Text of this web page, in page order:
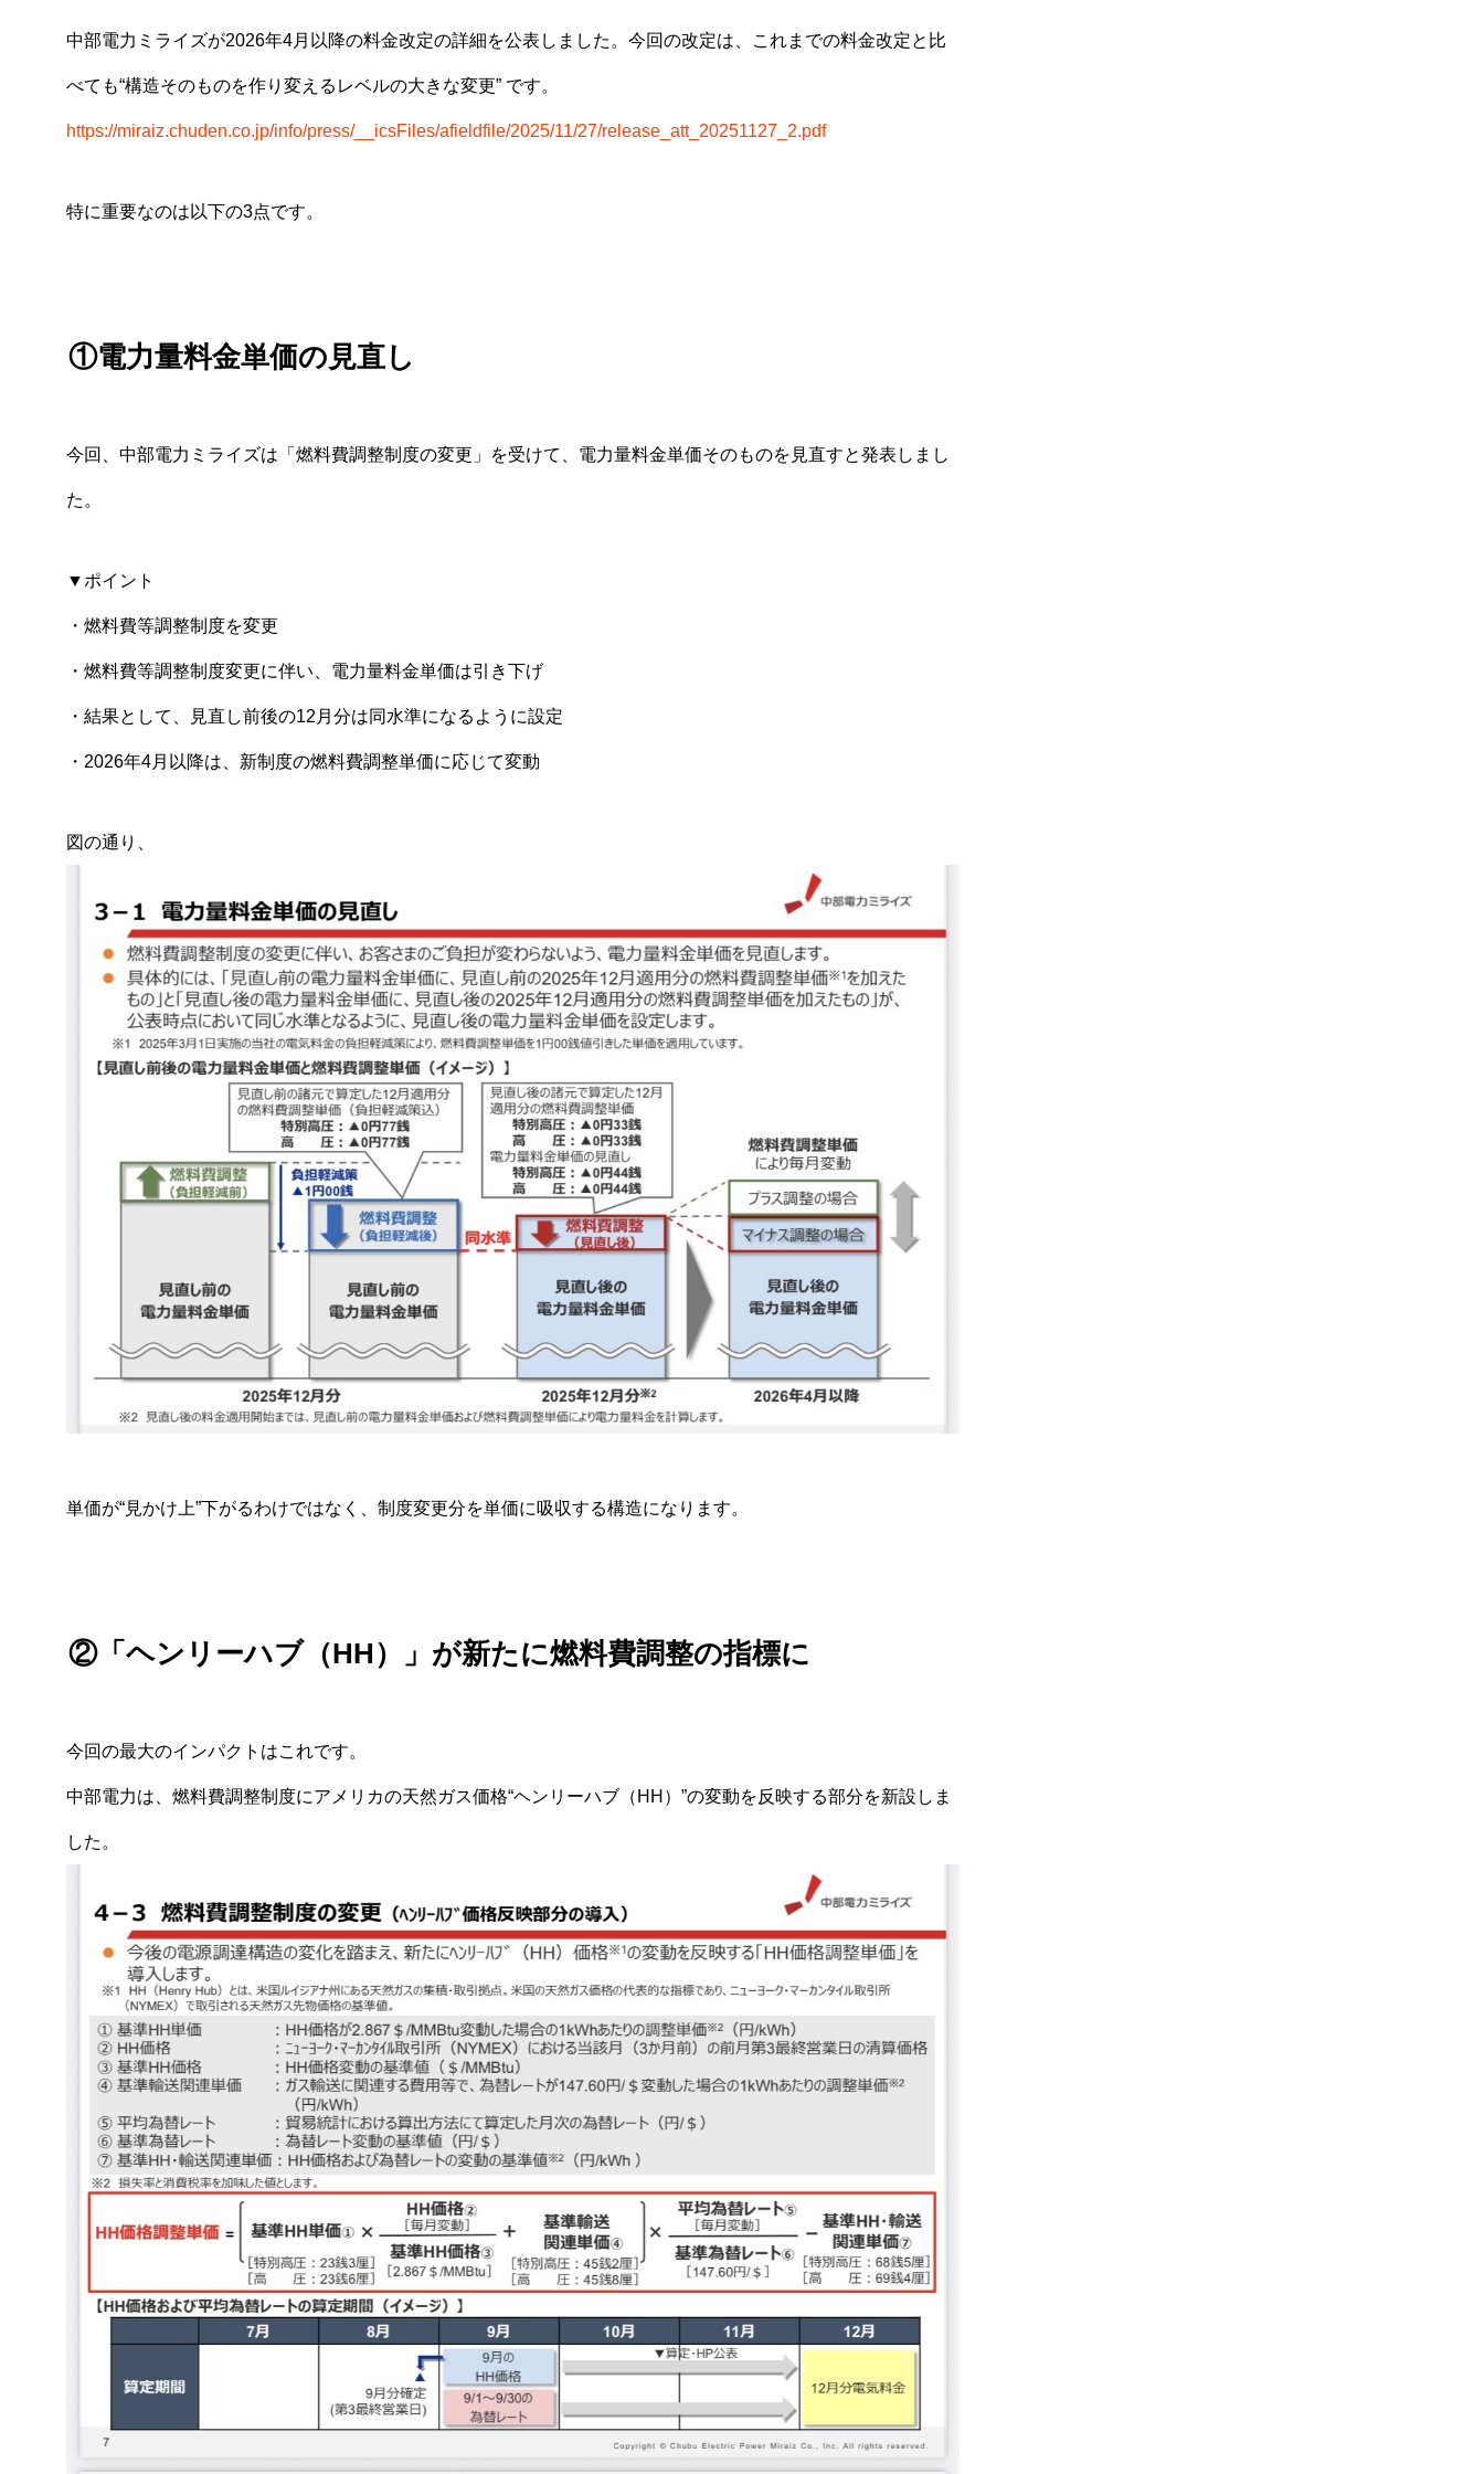
中部電力ミライズが2026年4月以降の料金改定の詳細を公表しました。今回の改定は、これまでの料金改定と比
べても“構造そのものを作り変えるレベルの大きな変更” です。
https://miraiz.chuden.co.jp/info/press/__icsFiles/afieldfile/2025/11/27/release_att_20251127_2.pdf
特に重要なのは以下の3点です。
①電力量料金単価の見直し
今回、中部電力ミライズは「燃料費調整制度の変更」を受けて、電力量料金単価そのものを見直すと発表しまし
た。
▼ポイント
・燃料費等調整制度を変更
・燃料費等調整制度変更に伴い、電力量料金単価は引き下げ
・結果として、見直し前後の12月分は同水準になるように設定
・2026年4月以降は、新制度の燃料費調整単価に応じて変動
図の通り、
単価が“見かけ上”下がるわけではなく、制度変更分を単価に吸収する構造になります。
②「ヘンリーハブ（HH）」が新たに燃料費調整の指標に
今回の最大のインパクトはこれです。
中部電力は、燃料費調整制度にアメリカの天然ガス価格“ヘンリーハブ（HH）”の変動を反映する部分を新設しま
した。